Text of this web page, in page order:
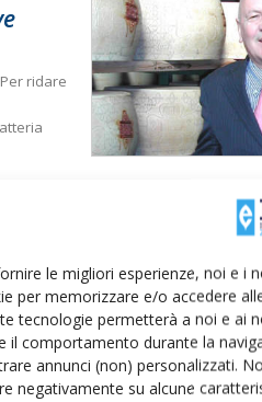
le migliori esperienze, noi e i
per memorizzare e/o accedere
tecnologie permetterà a noi e ai
il comportamento durante la
annunci (non) personalizzati.
negativamente su alcune
ridare
un
con
Fusar